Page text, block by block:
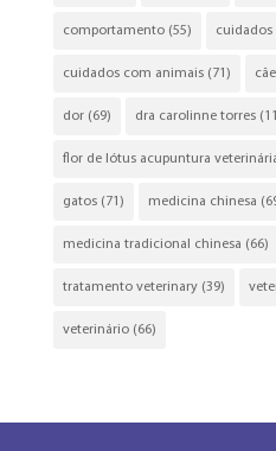
comportamento(55) cuidados
cuidados com animais(71)
dor(69) dra carolinne torres
flor de lótus acupuntura
gatos(71) medicina chinesa
medicina tradicional chinesa (66)
tratamento veterinary(39)
veterinário(66)